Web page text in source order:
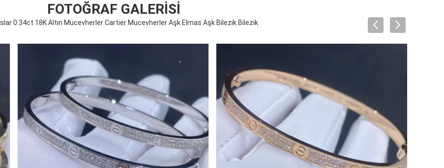
FOTOĞRAF GALERISI
0.34ct 18K Altın Mücevherler Cartier Mücevherler Aşk Elmas Aşk Bilezik Bilezik